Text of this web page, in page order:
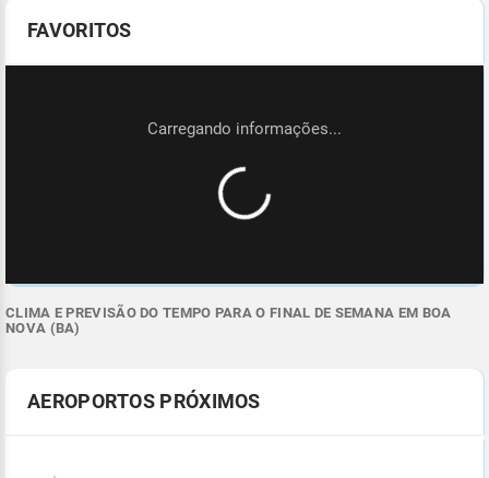
FAVORITOS
CLIMA E PREVISÃO DO TEMPO PARA O FINAL DE SEMANA EM BOA
NOVA (BA)
AEROPORTOS PRÓXIMOS